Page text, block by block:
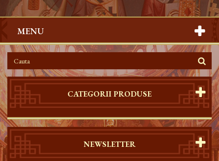
MENU
CATEGORII PRODUSE
NEWSLETTER